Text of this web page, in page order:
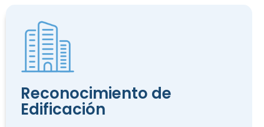
Reconocimiento de
Edificación